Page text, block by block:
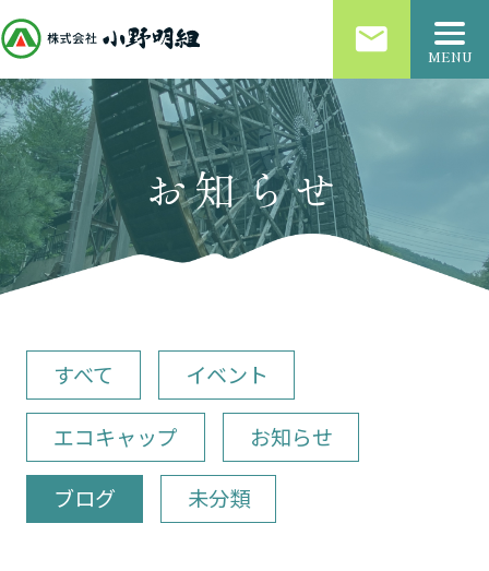
email MENU
お知らせ
すべて イベント
エコキャップ お知らせ
ブログ 未分類